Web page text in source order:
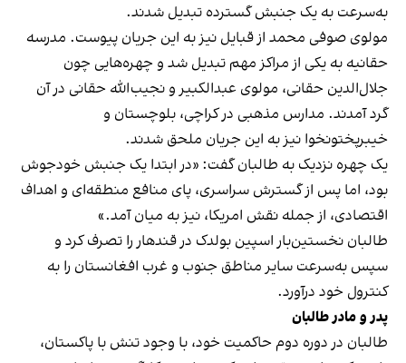
به‌سرعت به یک جنبش گسترده تبدیل شدند.
مولوی صوفی محمد از قبایل نیز به این جریان پیوست. مدرسه
حقانیه به یکی از مراکز مهم تبدیل شد و چهره‌هایی چون
جلال‌الدین حقانی، مولوی عبدالکبیر و نجیب‌الله حقانی در آن
گرد آمدند. مدارس مذهبی در کراچی، بلوچستان و
خیبرپختونخوا نیز به این جریان ملحق شدند.
یک چهره نزدیک به طالبان گفت: «در ابتدا یک جنبش خودجوش
بود، اما پس از گسترش سراسری، پای منافع منطقه‌ای و اهداف
اقتصادی، از جمله نقش امریکا، نیز به میان آمد.»
طالبان نخستین‌بار اسپین بولدک در قندهار را تصرف کرد و
سپس به‌سرعت سایر مناطق جنوب و غرب افغانستان را به
کنترول خود درآورد.
پدر و مادر طالبان
طالبان در دوره دوم حاکمیت خود، با وجود تنش با پاکستان،